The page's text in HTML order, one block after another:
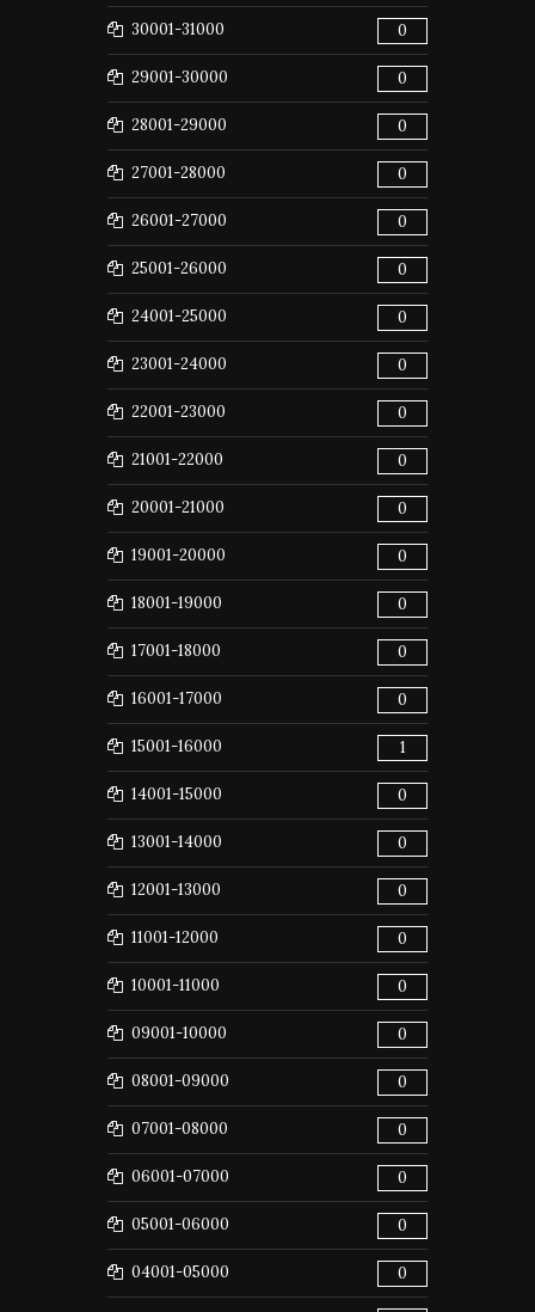
30001-31000 0
29001-30000 0
28001-29000 0
27001-28000 0
26001-27000 0
25001-26000 0
24001-25000 0
23001-24000 0
22001-23000 0
21001-22000 0
20001-21000 0
19001-20000 0
18001-19000 0
17001-18000 0
16001-17000 0
15001-16000 1
14001-15000 0
13001-14000 0
12001-13000 0
11001-12000 0
10001-11000 0
09001-10000 0
08001-09000 0
07001-08000 0
06001-07000 0
05001-06000 0
04001-05000 0